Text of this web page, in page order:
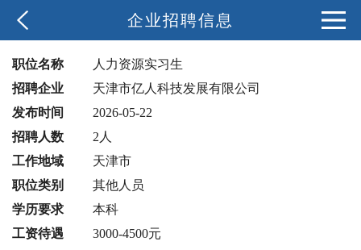
企业招聘信息
职位名称
人力资源实习生
招聘企业
天津市亿人科技发展有限公司
发布时间
2026-05-22
招聘人数
2人
工作地域
天津市
职位类别
其他人员
学历要求
本科
工资待遇
3000-4500元